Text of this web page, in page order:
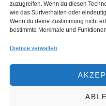
zuzugreifen. Wenn du diesen
wie das Surfverhalten oder
Wenn du deine Zustimmung nicht
bestimmte Merkmale und
Dienste verwalten